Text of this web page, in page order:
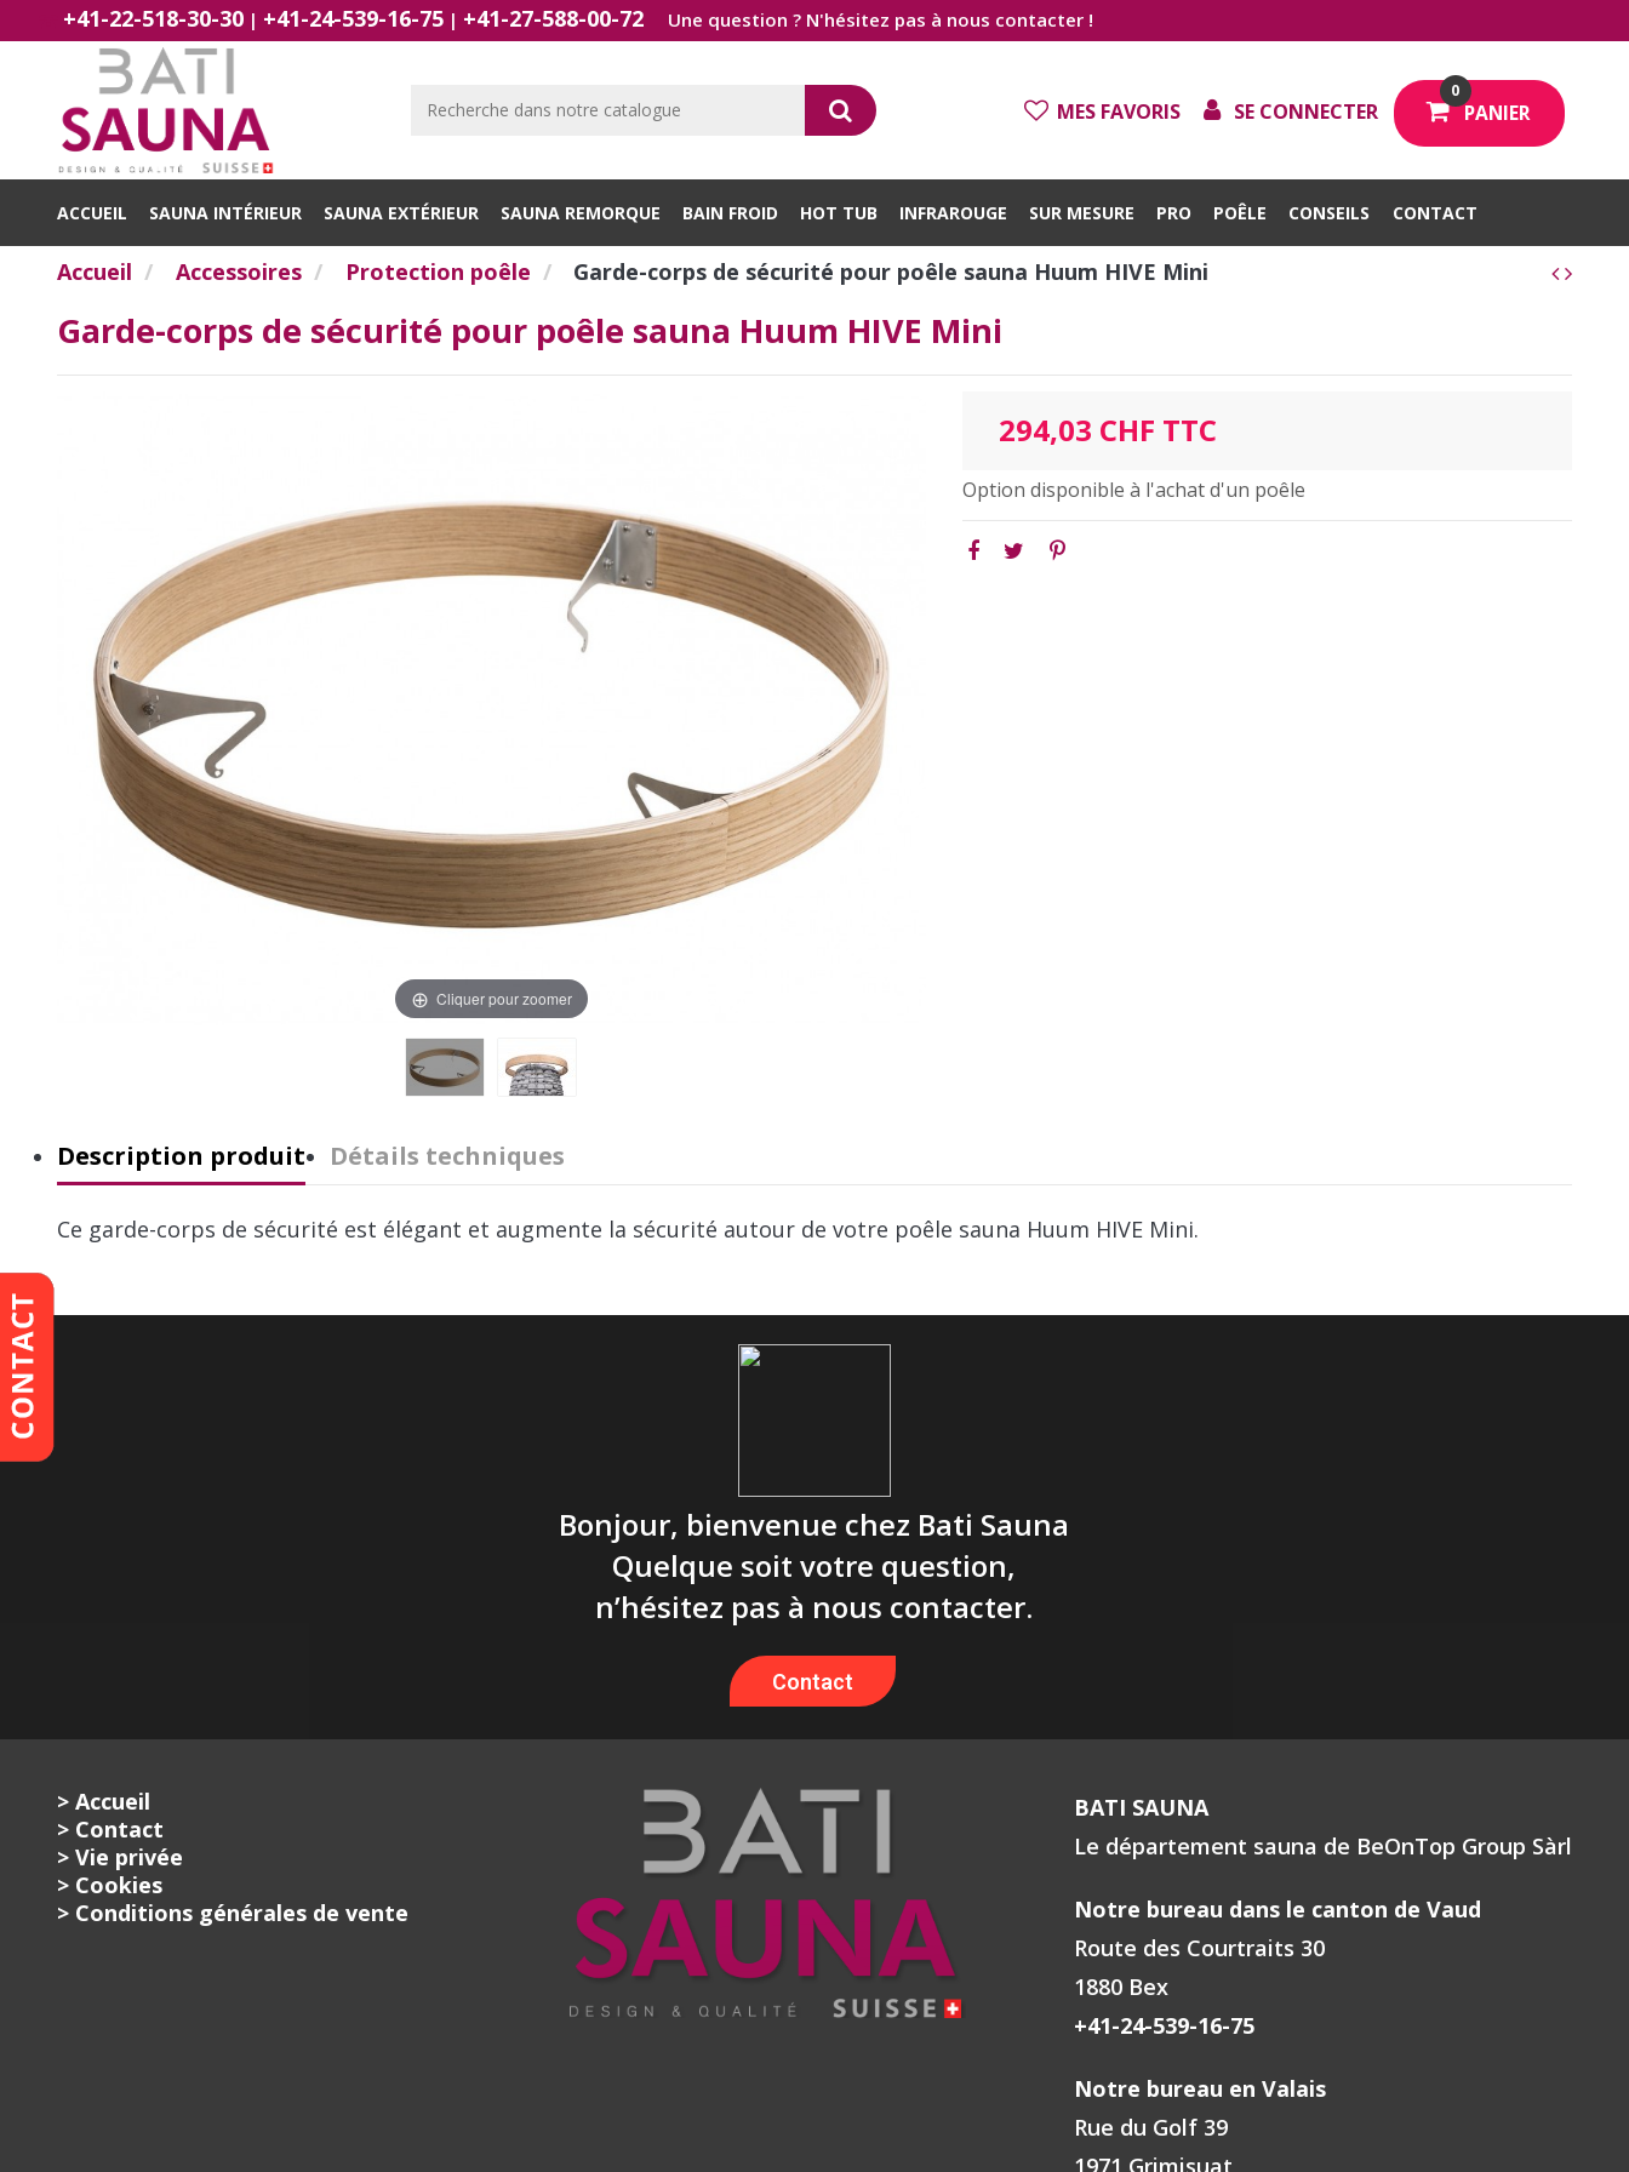
+41-22-518-30-30 | +41-24-539-16-75 | +41-27-588-00-72 Une question ? N'hésitez pas à nous contacter !
MES FAVORIS SE CONNECTER
0
PANIER
ACCUEIL SAUNA INTÉRIEUR SAUNA EXTÉRIEUR SAUNA REMORQUE BAIN FROID HOT TUB INFRAROUGE SUR MESURE PRO POÊLE CONSEILS CONTACT
Accueil Accessoires Protection poêle Garde-corps de sécurité pour poêle sauna Huum HIVE Mini
Garde-corps de sécurité pour poêle sauna Huum HIVE Mini
Cliquer pour zoomer
294,03 CHF TTC
Option disponible à l'achat d'un poêle
Description produit Détails techniques
Ce garde-corps de sécurité est élégant et augmente la sécurité autour de votre poêle sauna Huum HIVE Mini.
1,65 kg
Bonjour, bienvenue chez Bati Sauna
Quelque soit votre question,
n’hésitez pas à nous contacter.
Contact
> Accueil
> Contact
> Vie privée
> Cookies
> Conditions générales de vente
BATI SAUNA
Le département sauna de BeOnTop Group Sàrl
Notre bureau dans le canton de Vaud
Route des Courtraits 30
1880 Bex
+41-24-539-16-75
Notre bureau en Valais
Rue du Golf 39
1971 Grimisuat